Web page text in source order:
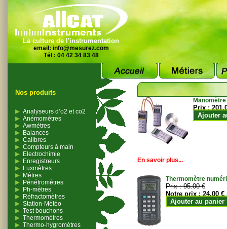
La culture de l'instrumentation
email: info@mesurez.com
Tél : 04 42 34 83 48
Nos produits
Analyseurs d’o2 et co2
Anémomètres
Awmètres
Balances
Calibres
Compteurs à main
Electrochimie
Enregistreurs
Luxmètres
Mètres
Pénétromètres
Ph-mètres
Réfractomètres
Station-Météo
Test bouchons
Thermomètres
Thermo-hygromètres
Prix :
Ajouter
En savoir plus...
Thermomètre
Prix :95.00 €
Notre prix :24.00 €
Ajouter au panier